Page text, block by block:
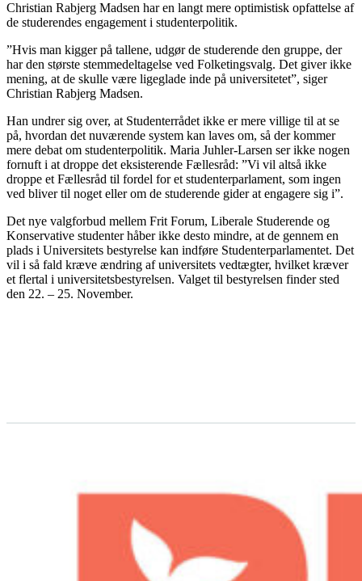
Christian Rabjerg Madsen har en langt mere optimistisk opfattelse af
de studerendes engagement i studenterpolitik.
”Hvis man kigger på tallene, udgør de studerende den gruppe, der
har den største stemmedeltagelse ved Folketingsvalg. Det giver ikke
mening, at de skulle være ligeglade inde på universitetet”, siger
Christian Rabjerg Madsen.
Han undrer sig over, at Studenterrådet ikke er mere villige til at se
på, hvordan det nuværende system kan laves om, så der kommer
mere debat om studenterpolitik. Maria Juhler-Larsen ser ikke nogen
fornuft i at droppe det eksisterende Fællesråd: ”Vi vil altså ikke
droppe et Fællesråd til fordel for et studenterparlament, som ingen
ved bliver til noget eller om de studerende gider at engagere sig i”.
Det nye valgforbud mellem Frit Forum, Liberale Studerende og
Konservative studenter håber ikke desto mindre, at de gennem en
plads i Universitets bestyrelse kan indføre Studenterparlamentet. Det
vil i så fald kræve ændring af universitets vedtægter, hvilket kræver
et flertal i universitetsbestyrelsen. Valget til bestyrelsen finder sted
den 22. – 25. November.